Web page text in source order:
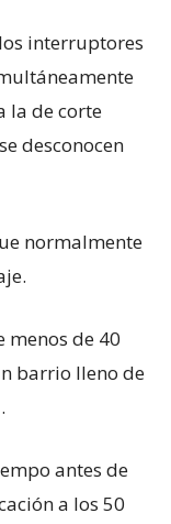
interruptores
la de corte
desconocen
normalmente
menos de 40
barrio lleno de
antes de
a los 50